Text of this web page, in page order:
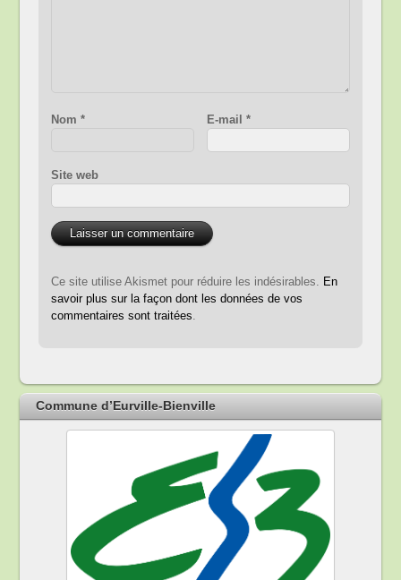
Nom* E-mail *
Site web
Ce site utilise Akismet pour réduire les indésirables. En
savoir plus sur la façon dont les données de vos
commentaires sont traitées.
Commune d’Eurville-Bienville